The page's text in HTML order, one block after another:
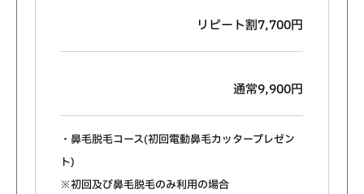
リピート割7,700円
通常9,900円
・鼻毛脱毛コース(初回電動鼻毛カッタープレゼン
ト)
※初回及び鼻毛脱毛のみ利用の場合